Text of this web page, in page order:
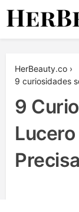
Skip
HerBeauty.co ›
9 curiosidades
9
Lucero